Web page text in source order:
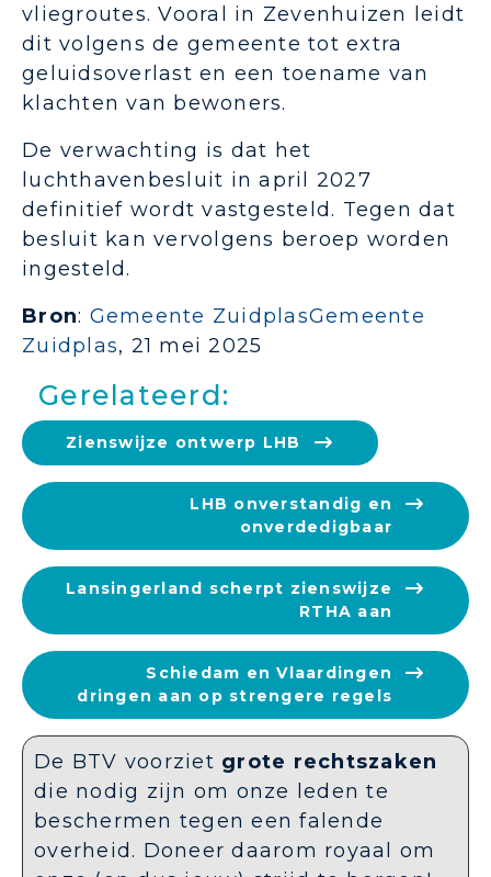
vliegroutes. Vooral in Zevenhuizen leidt
dit volgens de gemeente tot extra
geluidsoverlast en een toename van
klachten van bewoners.
De verwachting is dat het
luchthavenbesluit in april 2027
definitief wordt vastgesteld. Tegen dat
besluit kan vervolgens beroep worden
ingesteld.
Bron: Gemeente ZuidplasGemeente
Zuidplas, 21 mei 2025
Gerelateerd:
Zienswijze ontwerp LHB
LHB onverstandig en
onverdedigbaar
Lansingerland scherpt zienswijze
RTHA aan
Schiedam en Vlaardingen
dringen aan op strengere regels
De BTV voorziet grote rechtszaken
die nodig zijn om onze leden te
beschermen tegen een falende
overheid. Doneer daarom royaal om